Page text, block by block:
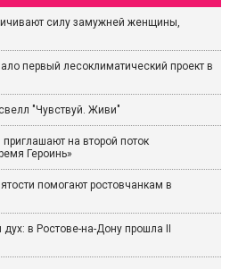
силу замужней женщины,
первый лесоклиматический проект в
"Чувствуй. Живи"
на второй поток
Героинь»
помогают ростовчанкам в
в Ростове-на-Дону прошла II